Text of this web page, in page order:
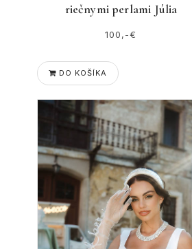
riečnymi perlami Júlia
100,-€
DO KOŠÍKA